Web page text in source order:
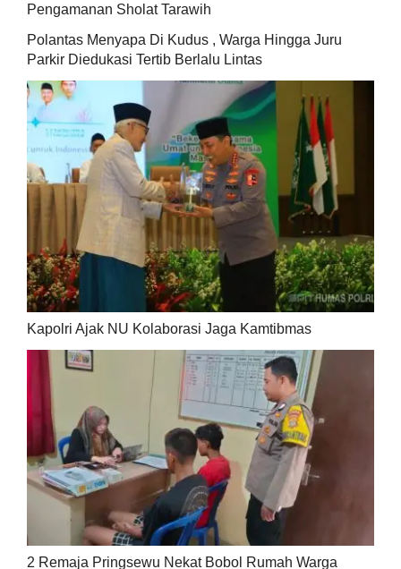
Pengamanan Sholat Tarawih
Polantas Menyapa Di Kudus , Warga Hingga Juru
Parkir Diedukasi Tertib Berlalu Lintas
Kapolri Ajak NU Kolaborasi Jaga Kamtibmas
2 Remaja Pringsewu Nekat Bobol Rumah Warga